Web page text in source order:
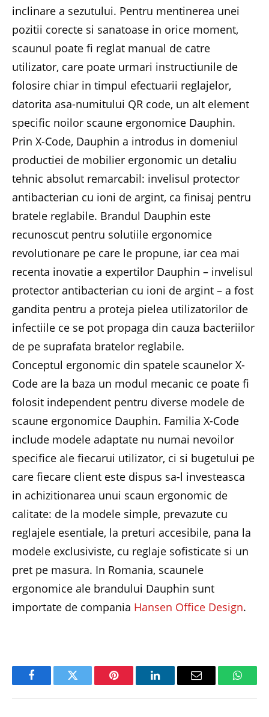
inclinare a sezutului. Pentru mentinerea unei
pozitii corecte si sanatoase in orice moment,
scaunul poate fi reglat manual de catre
utilizator, care poate urmari instructiunile de
folosire chiar in timpul efectuarii reglajelor,
datorita asa-numitului QR code, un alt element
specific noilor scaune ergonomice Dauphin.
Prin X-Code, Dauphin a introdus in domeniul
productiei de mobilier ergonomic un detaliu
tehnic absolut remarcabil: invelisul protector
antibacterian cu ioni de argint, ca finisaj pentru
bratele reglabile. Brandul Dauphin este
recunoscut pentru solutiile ergonomice
revolutionare pe care le propune, iar cea mai
recenta inovatie a expertilor Dauphin – invelisul
protector antibacterian cu ioni de argint – a fost
gandita pentru a proteja pielea utilizatorilor de
infectiile ce se pot propaga din cauza bacteriilor
de pe suprafata bratelor reglabile.
Conceptul ergonomic din spatele scaunelor X-
Code are la baza un modul mecanic ce poate fi
folosit independent pentru diverse modele de
scaune ergonomice Dauphin. Familia X-Code
include modele adaptate nu numai nevoilor
specifice ale fiecarui utilizator, ci si bugetului pe
care fiecare client este dispus sa-l investeasca
in achizitionarea unui scaun ergonomic de
calitate: de la modele simple, prevazute cu
reglajele esentiale, la preturi accesibile, pana la
modele exclusiviste, cu reglaje sofisticate si un
pret pe masura. In Romania, scaunele
ergonomice ale brandului Dauphin sunt
importate de compania Hansen Office Design.
FacebookTwitter Pinterest LinkedInEmail